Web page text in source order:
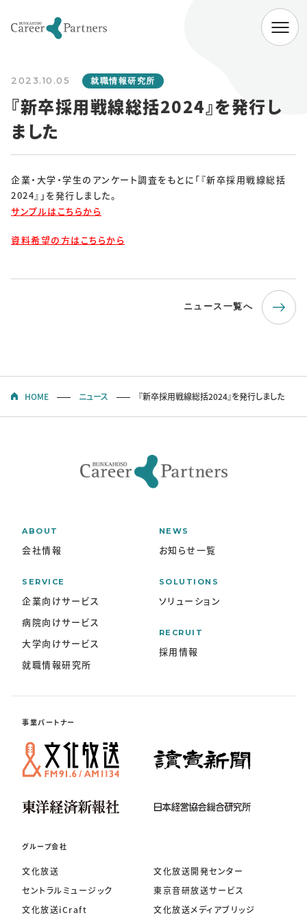
2023.10.05 就職情報研究所
『新卒採用戦線総括2024』を発行し
ました
企業・大学・学生のアンケート調査をもとに「『新卒採用戦線総括
2024』」を発行しました。
サンプルはこちらから
資料希望の方はこちらから
ニュース一覧へ
HOME ニュース 『新卒採用戦線総括2024』を発行しました
ABOUT
会社情報
SERVICE
企業向けサービス
病院向けサービス
大学向けサービス
就職情報研究所
NEWS
お知らせ一覧
SOLUTIONS
ソリューション
RECRUIT
採用情報
事業パートナー
グループ会社
文化放送
文化放送開発センター
セントラルミュージック
東京音研放送サービス
文化放送iCraft
文化放送メディアブリッジ
会社情報
代表挨拶 経営理念 会社概要
企業向けサービス 病院向けサービス
大学向けサービス
NEWS
RECRUIT
個人情報保護方針 個人情報取り扱いについて